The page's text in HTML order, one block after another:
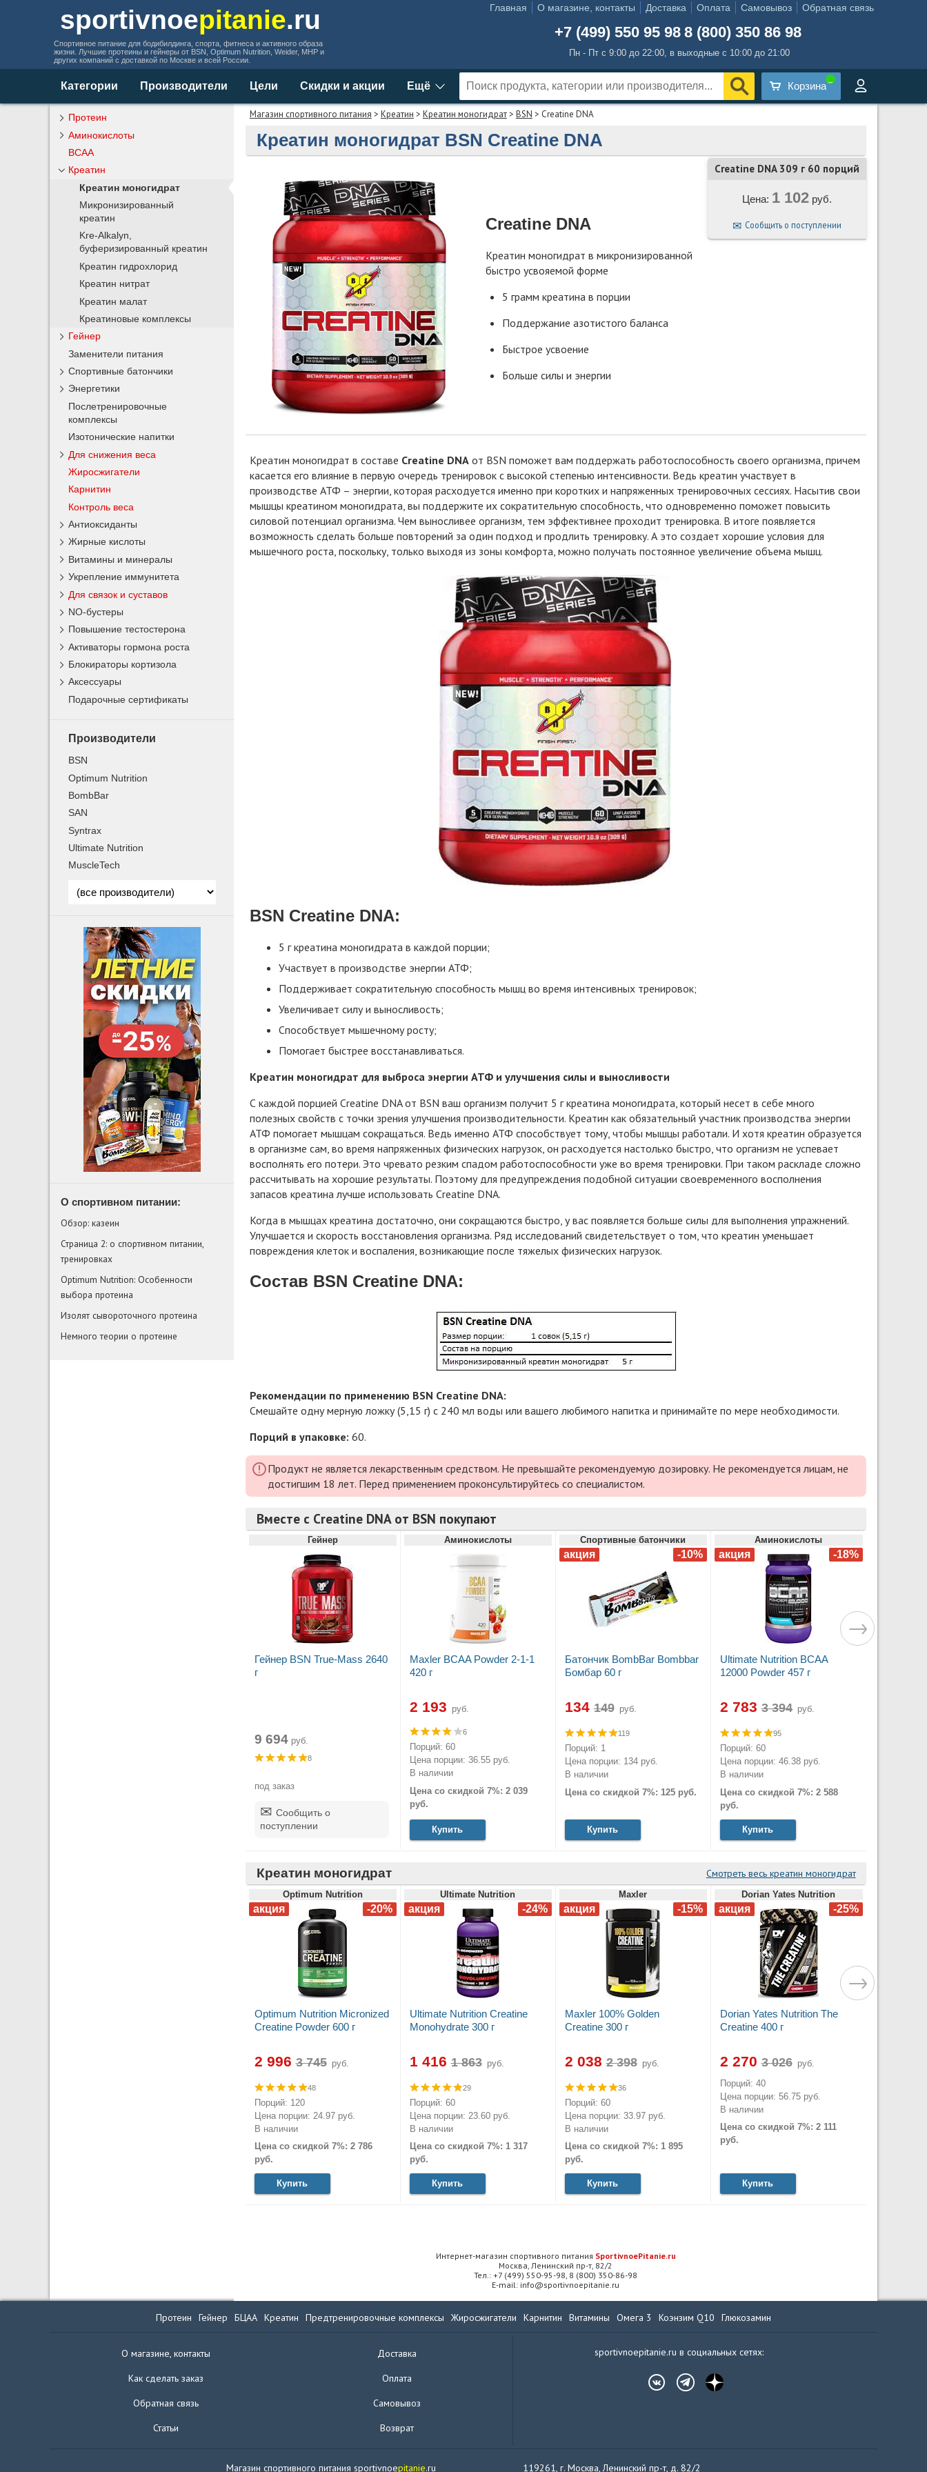
sportivnoepitanie.ru
Спортивное питание для бодибилдинга, спорта, фитнеса и активного образа
жизни. Лучшие протеины и гейнеры от BSN, Optimum Nutrition, Weider, MHP и
других компаний с доставкой по Москве и всей России.
Главная О магазине, контакты Доставка Оплата Самовывоз Обратная связь
+7 (499) 550 95 98 8 (800) 350 86 98
Пн - Пт с 9:00 до 22:00, в выходные с 10:00 до 21:00
Категории Производители Цели Скидки и акции Ещё Корзина
Магазин спортивного питания > Креатин > Креатин моногидрат> BSN > Creatine DNA
Креатин моногидрат BSN Creatine DNA
Creatine DNA
Креатин моногидрат в микронизированной
быстро усвояемой форме
5 грамм креатина в порции
Поддержание азотистого баланса
Быстрое усвоение
Больше силы и энергии
Creatine DNA 309 г 60 порций
Цена: 1 102руб.
Сообщить о поступлении
Креатин моногидрат в составе Creatine DNAот BSN поможет вам поддержать работоспособность своего организма, причем
касается его влияние в первую очередь тренировок с высокой степенью интенсивности. Ведь креатин участвует в
производстве АТФ – энергии, которая расходуется именно при коротких и напряженных тренировочных сессиях. Насытив свои
мышцы креатином моногидрата, вы поддержите их сократительную способность, что одновременно поможет повысить
силовой потенциал организма. Чем выносливее организм, тем эффективнее проходит тренировка. В итоге появляется
возможность сделать больше повторений за один подход и продлить тренировку. А это создает хорошие условия для
мышечного роста, поскольку, только выходя из зоны комфорта, можно получать постоянное увеличение объема мышц.
BSN Creatine DNA:
5 г креатина моногидрата в каждой порции;
Участвует в производстве энергии АТФ;
Поддерживает сократительную способность мышц во время интенсивных тренировок;
Увеличивает силу и выносливость;
Способствует мышечному росту;
Помогает быстрее восстанавливаться.
Креатин моногидрат для выброса энергии АТФ и улучшения силы и выносливости
С каждой порцией Creatine DNA от BSN ваш организм получит 5 г креатина моногидрата, который несет в себе много
полезных свойств с точки зрения улучшения производительности. Креатин как обязательный участник производства энергии
АТФ помогает мышцам сокращаться. Ведь именно АТФ способствует тому, чтобы мышцы работали. И хотя креатин образуется
в организме сам, во время напряженных физических нагрузок, он расходуется настолько быстро, что организм не успевает
восполнять его потери. Это чревато резким спадом работоспособности уже во время тренировки. При таком раскладе сложно
рассчитывать на хорошие результаты. Поэтому для предупреждения подобной ситуации своевременного восполнения
запасов креатина лучше использовать Creatine DNA.
Когда в мышцах креатина достаточно, они сокращаются быстро, у вас появляется больше силы для выполнения упражнений.
Улучшается и скорость восстановления организма. Ряд исследований свидетельствует о том, что креатин уменьшает
повреждения клеток и воспаления, возникающие после тяжелых физических нагрузок.
Состав BSN Creatine DNA:
Рекомендации по применению BSN Creatine DNA:
Смешайте одну мерную ложку (5,15 г) с 240 мл воды или вашего любимого напитка и принимайте по мере необходимости.
Порций в упаковке: 60.
Продукт не является лекарственным средством. Не превышайте рекомендуемую дозировку. Не рекомендуется лицам, не
достигшим 18 лет. Перед применением проконсультируйтесь со специалистом.
Вместе с Creatine DNA от BSN покупают
Гейнер
Гейнер BSN True-Mass 2640
г
9 694руб.
8
под заказ
Сообщить о
поступлении
Аминокислоты
Maxler BCAA Powder 2-1-1
420 г
2 193 руб.
6
Порций: 60
Цена порции: 36.55 руб.
В наличии
Цена со скидкой 7%: 2 039
руб.
Купить
Спортивные батончики
Батончик BombBar Bombbar
Бомбар 60 г
134 руб.
119
Порций: 1
Цена порции: 134 руб.
В наличии
Цена со скидкой 7%: 125 руб.
Купить
Аминокислоты
Ultimate Nutrition BCAA
12000 Powder 457 г
2 783 руб.
95
Порций: 60
Цена порции: 46.38 руб.
В наличии
Цена со скидкой 7%: 2 588
руб.
Купить
Креатин моногидрат Смотреть весь креатин моногидрат
Optimum Nutrition
Optimum Nutrition Micronized
Creatine Powder 600 г
2 996 руб.
48
Порций: 120
Цена порции: 24.97 руб.
В наличии
Цена со скидкой 7%: 2 786
руб.
Купить
Ultimate Nutrition
Ultimate Nutrition Creatine
Monohydrate 300 г
1 416 руб.
29
Порций: 60
Цена порции: 23.60 руб.
В наличии
Цена со скидкой 7%: 1 317
руб.
Купить
Maxler
Maxler 100% Golden
Creatine 300 г
2 038 руб.
36
Порций: 60
Цена порции: 33.97 руб.
В наличии
Цена со скидкой 7%: 1 895
руб.
Купить
Dorian Yates Nutrition
Dorian Yates Nutrition The
Creatine 400 г
2 270
руб.
Порций: 40
Цена порции: 56.75 руб.
В наличии
Цена со скидкой 7%: 2 111
руб.
Купить
Интернет-магазин спортивного питания SportivnoePitanie.ru
Москва, Ленинский пр-т, 82/2
Тел.: +7 (499) 550-95-98, 8 (800) 350-86-98
E-mail: info@sportivnoepitanie.ru
Протеин
Аминокислоты
BCAA
Креатин
Креатин моногидрат
Микронизированный
креатин
Kre-Alkalyn,
буферизированный креатин
Креатин гидрохлорид
Креатин нитрат
Креатин малат
Креатиновые комплексы
Гейнер
Заменители питания
Спортивные батончики
Энергетики
Послетренировочные
комплексы
Изотонические напитки
Для снижения веса
Жиросжигатели
Карнитин
Контроль веса
Антиоксиданты
Жирные кислоты
Витамины и минералы
Укрепление иммунитета
Для связок и суставов
NO-бустеры
Повышение тестостерона
Активаторы гормона роста
Блокираторы кортизола
Аксессуары
Подарочные сертификаты
Производители
BSN
Optimum Nutrition
BombBar
SAN
Syntrax
Ultimate Nutrition
MuscleTech
О спортивном питании:
Обзор: казеин
Страница 2: о спортивном питании,
тренировках
Optimum Nutrition: Особенности
выбора протеина
Изолят сывороточного протеина
Немного теории о протеине
Протеин Гейнер БЦАА Креатин Предтренировочные комплексы Жиросжигатели Карнитин Витамины Омега 3 Коэнзим Q10 Глюкозамин
О магазине, контакты
Как сделать заказ
Обратная связь
Статьи
Доставка
Оплата
Самовывоз
Возврат
sportivnoepitanie.ru в социальных сетях:
Магазин спортивного питания sportivnoepitanie.ru 119261, г. Москва, Ленинский пр-т, д. 82/2